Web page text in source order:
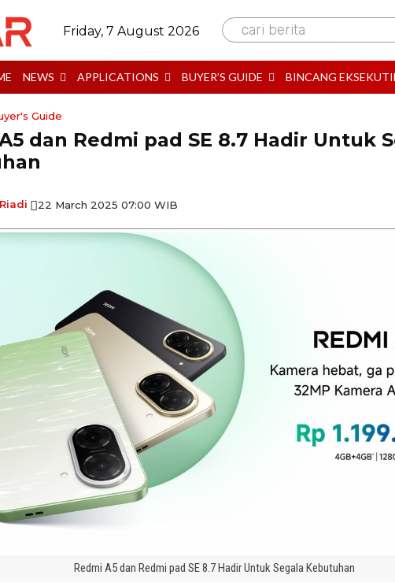
Friday, 7 August 2026 cari berita
NEWS APPLICATIONS BUYER’S GUIDE BINCANG
Guide
dan Redmi pad SE 8.7 Hadir Untuk
22 March 2025 07:00 WIB
Redmi A5 dan Redmi pad SE 8.7 Hadir Untuk Segala Kebutuhan